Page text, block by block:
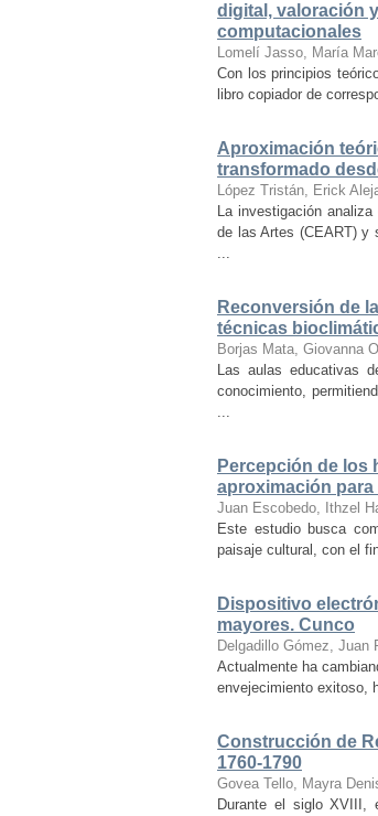
digital, valoración
computacionales
Lomelí Jasso, María
Con los principios
libro copiador de
Aproximación
transformado
López Tristán, Erick
La investigación
de las Artes (CEART) y
...
Reconversión de
técnicas
Borjas Mata, Giovanna
Las aulas educativas
conocimiento,
...
Percepción de los
aproximación para
Juan Escobedo, Ithzel
Este estudio busca
paisaje cultural, con el
Dispositivo
mayores. Cunco
Delgadillo Gómez, Juan
Actualmente ha
envejecimiento exitoso,
Construcción de
1760-1790
Govea Tello, Mayra
Durante el siglo XVIII,